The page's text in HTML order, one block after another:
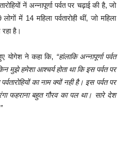
नें अन्नापूर्णा पर्वत पर चढ़ाई की है, जो
में 14 महिला पर्वतारोही थीं, जो महिला
रहा है।
योगेश ने कहा कि, “हांलाकि अन्नापूर्णा पर्वत
मुझे हमेशा आश्चर्य होता था कि इस पर्वत पर
का नाम क्यों नही है। इस पर्वत पर
फहराना बहुत गौरव का पल था। सारे देश